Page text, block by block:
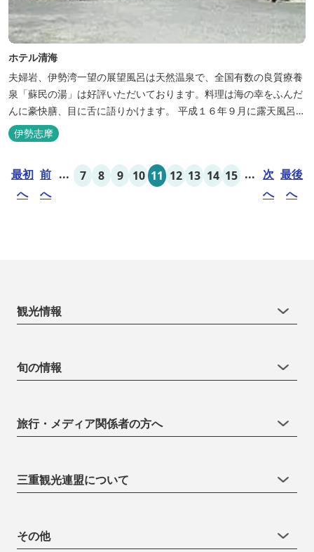
ホテル清海
夫婦岩、伊勢湾一望の展望風呂は天然温泉で、全国有数の良質療養
泉「蘇民の湯」は好評いただいております。料理は海の幸をふんだ
んに豪快膳、目に舌に語りかけます。 平成１６年９月に露天風呂が
オープンしました。
伊勢志摩
最初
へ
前
へ
... 7 8 9 10 11 12 13 14 15 ... 次
へ
最後
へ
観光情報
旬の情報
旅行・メディア関係者の方へ
三重観光連盟について
その他